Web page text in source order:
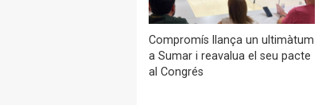
Compromís llança un ultimàtum
a Sumar i reavalua el seu pacte
al Congrés